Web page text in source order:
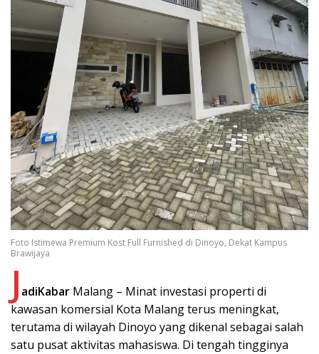
Foto Istimewa Premium Kost Full Furnished di Dinoyo, Dekat Kampus
Brawijaya
J adiKabar Malang – Minat investasi properti di
kawasan komersial Kota Malang terus meningkat,
terutama di wilayah Dinoyo yang dikenal sebagai salah
satu pusat aktivitas mahasiswa. Di tengah tingginya